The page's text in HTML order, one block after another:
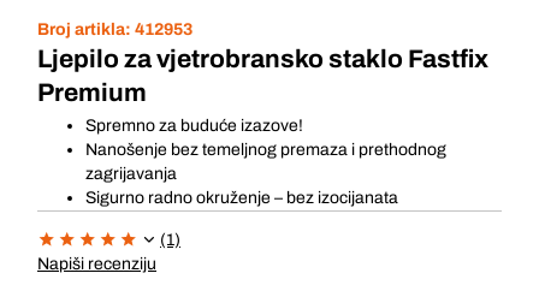
Broj artikla: 412953
Ljepilo za vjetrobransko staklo Fastfix
Premium
Spremno za buduće izazove!
Nanošenje bez temeljnog premaza i prethodnog
zagrijavanja
Sigurno radno okruženje – bez izocijanata
(1)
Napiši recenziju